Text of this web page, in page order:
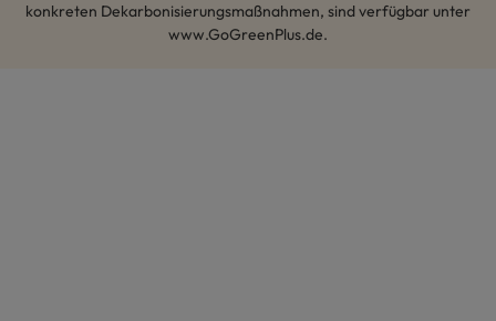
konkreten Dekarbonisierungsmaßnahmen, sind verfügbar unter
www.GoGreenPlus.de.